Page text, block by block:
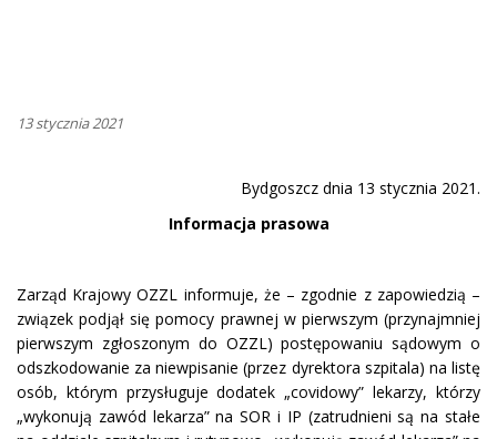
13 stycznia 2021
Bydgoszcz dnia 13 stycznia 2021.
Informacja prasowa
Zarząd Krajowy OZZL informuje, że – zgodnie z zapowiedzią –
związek podjął się pomocy prawnej w pierwszym (przynajmniej
pierwszym zgłoszonym do OZZL) postępowaniu sądowym o
odszkodowanie za niewpisanie (przez dyrektora szpitala) na listę
osób, którym przysługuje dodatek „covidowy” lekarzy, którzy
„wykonują zawód lekarza” na SOR i IP (zatrudnieni są na stałe